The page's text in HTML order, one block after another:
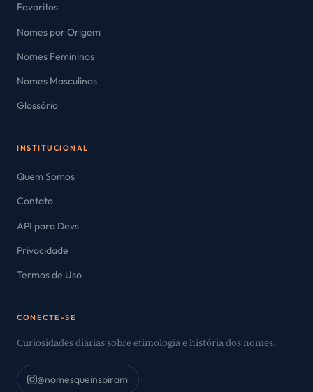
Favoritos
Nomes por Origem
Nomes Femininos
Nomes Masculinos
Glossário
INSTITUCIONAL
Quem Somos
Contato
API para Devs
Privacidade
Termos de Uso
CONECTE-SE
Curiosidades diárias sobre etimologia e história dos nomes.
@nomesqueinspiram